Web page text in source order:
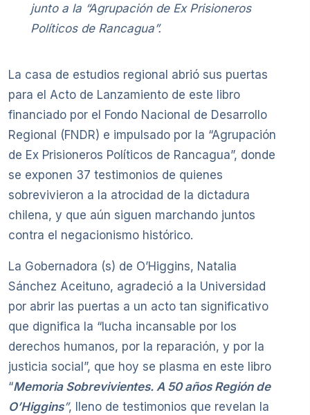
junto a la “Agrupación de Ex Prisioneros
Políticos de Rancagua”.
La casa de estudios regional abrió sus puertas
para el Acto de Lanzamiento de este libro
financiado por el Fondo Nacional de Desarrollo
Regional (FNDR) e impulsado por la “Agrupación
de Ex Prisioneros Políticos de Rancagua”, donde
se exponen 37 testimonios de quienes
sobrevivieron a la atrocidad de la dictadura
chilena, y que aún siguen marchando juntos
contra el negacionismo histórico.
La Gobernadora (s) de O’Higgins, Natalia
Sánchez Aceituno, agradeció a la Universidad
por abrir las puertas a un acto tan significativo
que dignifica la “lucha incansable por los
derechos humanos, por la reparación, y por la
justicia social”, que hoy se plasma en este libro
“Memoria Sobrevivientes. A 50 años Región de
O’Higgins”, lleno de testimonios que revelan la